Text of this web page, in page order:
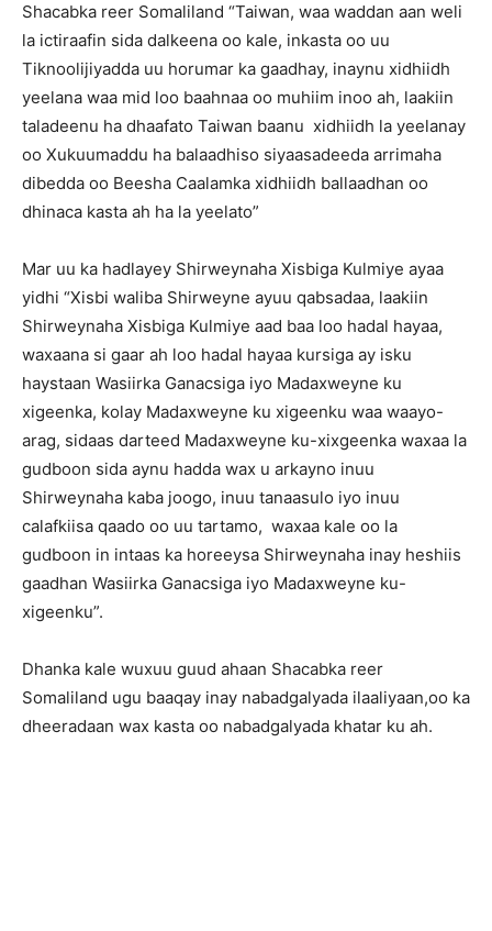
Shacabka reer Somaliland “Taiwan, waa waddan aan weli
la ictiraafin sida dalkeena oo kale, inkasta oo uu
Tiknoolijiyadda uu horumar ka gaadhay, inaynu xidhiidh
yeelana waa mid loo baahnaa oo muhiim inoo ah, laakiin
taladeenu ha dhaafato Taiwan baanu xidhiidh la yeelanay
oo Xukuumaddu ha balaadhiso siyaasadeeda arrimaha
dibedda oo Beesha Caalamka xidhiidh ballaadhan oo
dhinaca kasta ah ha la yeelato”
Mar uu ka hadlayey Shirweynaha Xisbiga Kulmiye ayaa
yidhi “Xisbi waliba Shirweyne ayuu qabsadaa, laakiin
Shirweynaha Xisbiga Kulmiye aad baa loo hadal hayaa,
waxaana si gaar ah loo hadal hayaa kursiga ay isku
haystaan Wasiirka Ganacsiga iyo Madaxweyne ku
xigeenka, kolay Madaxweyne ku xigeenku waa waayo-
arag, sidaas darteed Madaxweyne ku-xixgeenka waxaa la
gudboon sida aynu hadda wax u arkayno inuu
Shirweynaha kaba joogo, inuu tanaasulo iyo inuu
calafkiisa qaado oo uu tartamo, waxaa kale oo la
gudboon in intaas ka horeeysa Shirweynaha inay heshiis
gaadhan Wasiirka Ganacsiga iyo Madaxweyne ku-
xigeenku”.
Dhanka kale wuxuu guud ahaan Shacabka reer
Somaliland ugu baaqay inay nabadgalyada ilaaliyaan,oo ka
dheeradaan wax kasta oo nabadgalyada khatar ku ah.